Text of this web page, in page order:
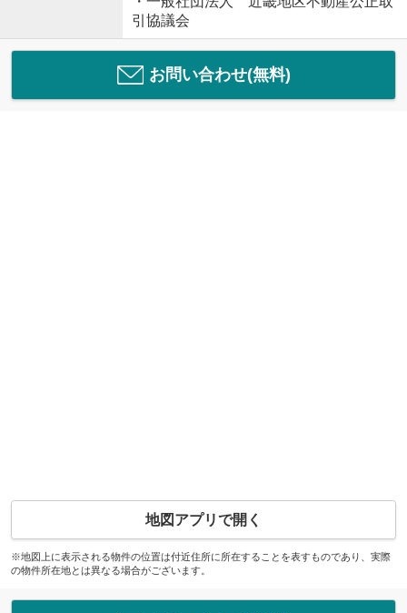
引協議会
お問い合わせ(無料)
地図アプリで開く
※地図上に表示される物件の位置は付近住所に所在することを表すものであり、実際
の物件所在地とは異なる場合がございます。